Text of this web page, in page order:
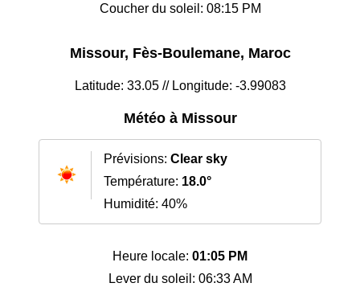
Coucher du soleil: 08:15 PM
Missour, Fès-Boulemane, Maroc
Latitude: 33.05 // Longitude: -3.99083
Météo à Missour
Prévisions: Clear sky
Température: 18.0°
Humidité: 40%
Heure locale: 01:05 PM
Lever du soleil: 06:33 AM